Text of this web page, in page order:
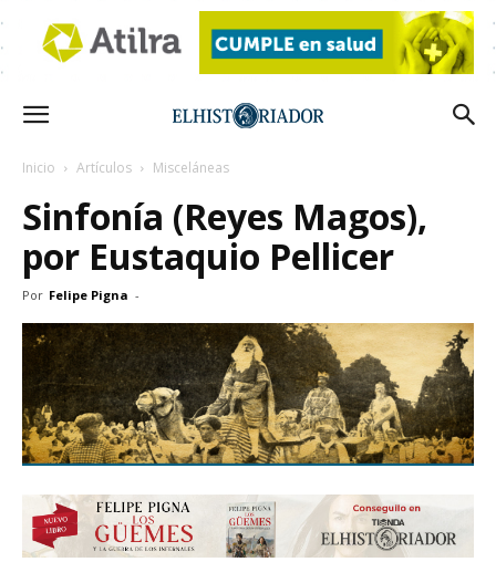
Inicio Artículos Misceláneas
Sinfonía (Reyes Magos),
por Eustaquio Pellicer
Por Felipe Pigna -